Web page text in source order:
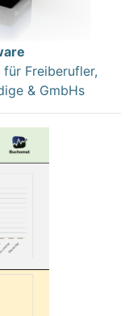
Freiberufler,
& GmbHs